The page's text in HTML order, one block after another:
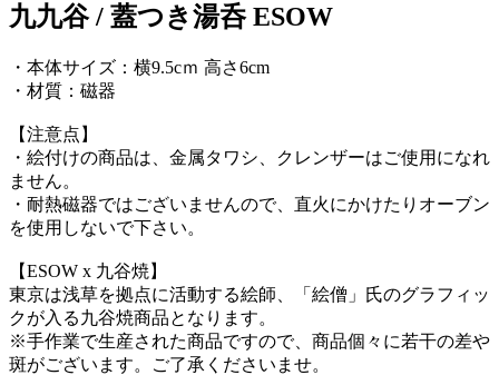
九九谷 / 蓋つき湯呑 ESOW
・本体サイズ：横9.5cｍ 高さ6cm
・材質：磁器
【注意点】
・絵付けの商品は、金属タワシ、クレンザーはご使用になれ
ません。
・耐熱磁器ではございませんので、直火にかけたりオーブン
を使用しないで下さい。
【ESOW x 九谷焼】
東京は浅草を拠点に活動する絵師、「絵僧」氏のグラフィッ
クが入る九谷焼商品となります。
※手作業で生産された商品ですので、商品個々に若干の差や
斑がございます。ご了承くださいませ。